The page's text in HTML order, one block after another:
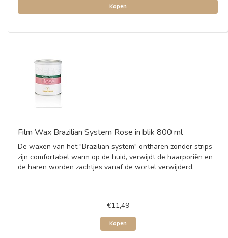
Kopen
Film Wax Brazilian System Rose in blik 800 ml
De waxen van het "Brazilian system" ontharen zonder strips
zijn comfortabel warm op de huid, verwijdt de haarporiën en
de haren worden zachtjes vanaf de wortel verwijderd,
€11,49
Kopen